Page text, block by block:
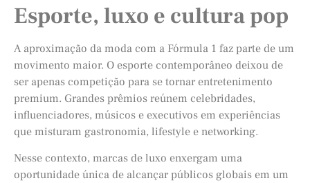
Esporte, luxo e cultura pop
A aproximação da moda com a Fórmula 1 faz parte de um
movimento maior. O esporte contemporâneo deixou de
ser apenas competição para se tornar entretenimento
premium. Grandes prêmios reúnem celebridades,
influenciadores, músicos e executivos em experiências
que misturam gastronomia, lifestyle e networking.
Nesse contexto, marcas de luxo enxergam uma
oportunidade única de alcançar públicos globais em um